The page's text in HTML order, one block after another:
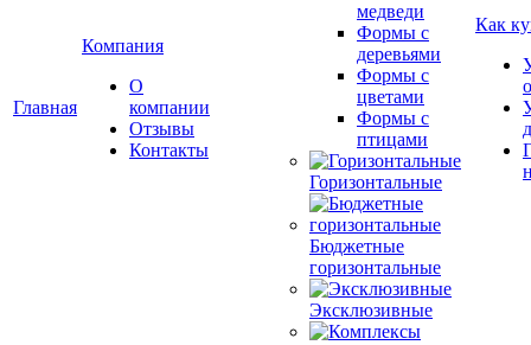
Главная
Компания
О
компании
Отзывы
Контакты
медведи
Формы с
деревьями
Формы с
цветами
Формы с
птицами
Горизонтальные
Бюджетные
горизонтальные
Эксклюзивные
Как